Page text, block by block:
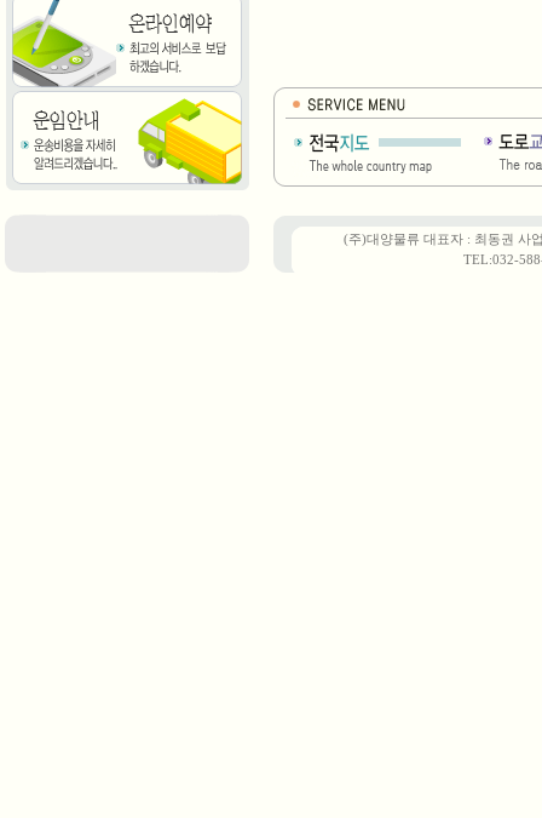
(주)대양물류 대표자 : 최동권 사
TEL:032-